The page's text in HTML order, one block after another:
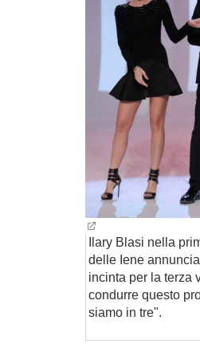
Ilary Blasi nella
delle Iene
incinta per la terza
condurre questo
siamo in tre".